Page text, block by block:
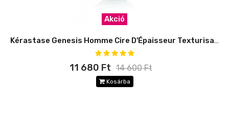
Akció
Kérastase Genesis Homme Cire D'Épaisseur Texturisante
11 680 Ft 14 600 Ft
Kosárba